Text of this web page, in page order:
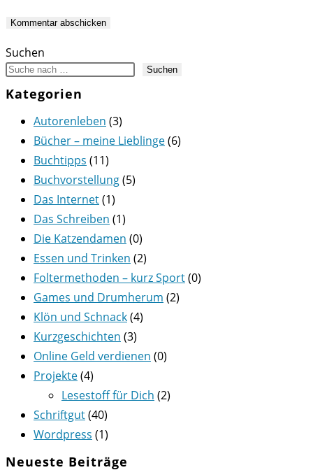
ein
Kommentieren
ein
(optional)
Suchen
Suchen
Kategorien
Autorenleben (3)
Bücher – meine Lieblinge(6)
Buchtipps (11)
Buchvorstellung(5)
Das Internet(1)
Das Schreiben (1)
Die Katzendamen (0)
Essen und Trinken (2)
Foltermethoden – kurz Sport(0)
Games und Drumherum (2)
Klön und Schnack(4)
Kurzgeschichten (3)
Online Geld verdienen (0)
Projekte(4)
Lesestoff für Dich (2)
Schriftgut(40)
Wordpress (1)
Neueste Beiträge